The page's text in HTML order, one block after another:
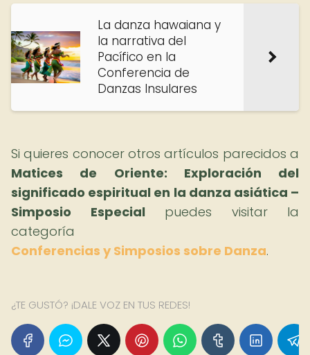
La danza hawaiana y
la narrativa del
Pacífico en la
Conferencia de
Danzas Insulares
Si quieres conocer otros artículos parecidos a
Matices de Oriente: Exploración del
significado espiritual en la danza asiática –
Simposio Especial puedes visitar la
categoría
Conferencias y Simposios sobre Danza.
¿TE GUSTÓ? ¡DALE VOZ EN TUS REDES!